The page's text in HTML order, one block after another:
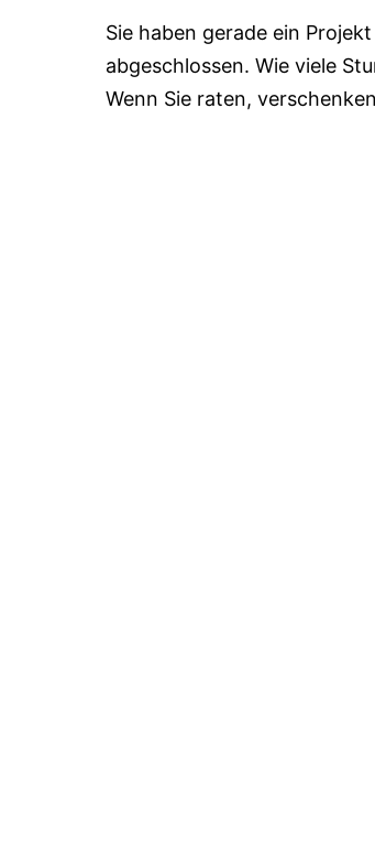
Sie haben gerade ein
abgeschlossen. Wie viele
Wenn Sie raten,